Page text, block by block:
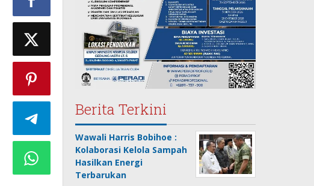
Berita Terkini
Wawali Harris Bobihoe :
Kolaborasi Kelola Sampah
Hasilkan Energi
Terbarukan